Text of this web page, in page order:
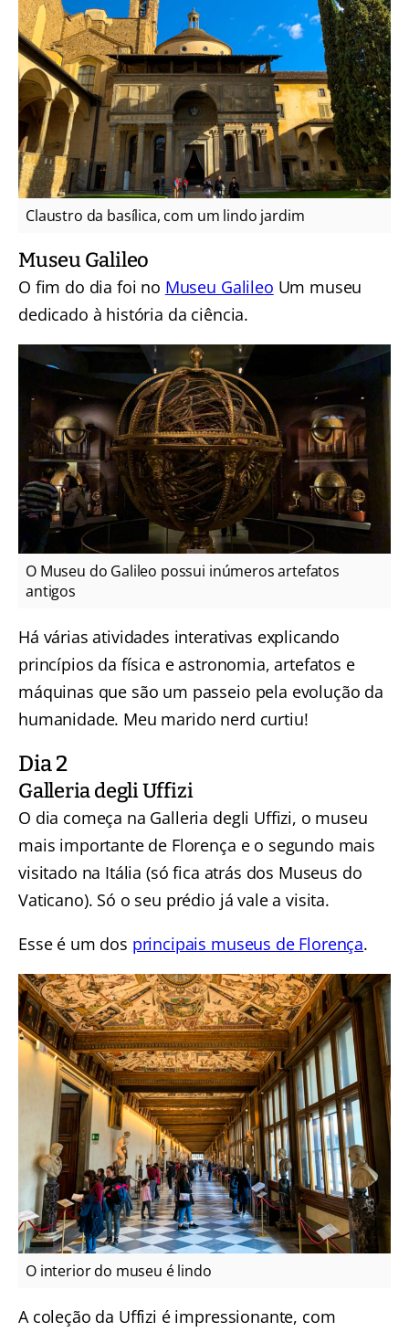
Claustro da basílica, com um lindo jardim
Museu Galileo
O fim do dia foi no Museu Galileo Um museu
dedicado à história da ciência.
O Museu do Galileo possui inúmeros artefatos
antigos
Há várias atividades interativas explicando
princípios da física e astronomia, artefatos e
máquinas que são um passeio pela evolução da
humanidade. Meu marido nerd curtiu!
Dia 2
Galleria degli Uffizi
O dia começa na Galleria degli Uffizi, o museu
mais importante de Florença e o segundo mais
visitado na Itália (só fica atrás dos Museus do
Vaticano). Só o seu prédio já vale a visita.
Esse é um dos principais museus de Florença.
O interior do museu é lindo
A coleção da Uffizi é impressionante, com